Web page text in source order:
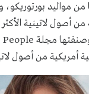
مواليد بورتوريكو،
أصول لاتينية الأكثر
أمريكية من أصول